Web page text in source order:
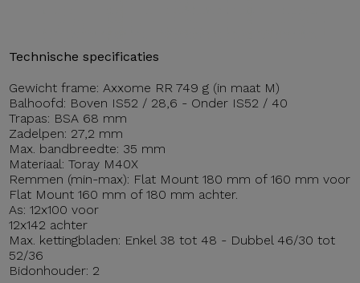
Technische specificaties
Gewicht frame: Axxome RR 749 g (in maat M)
Balhoofd: Boven IS52 / 28,6 - Onder IS52 / 40
Trapas: BSA 68 mm
Zadelpen: 27,2 mm
Max. bandbreedte: 35 mm
Materiaal: Toray M40X
Remmen (min-max): Flat Mount 180 mm of 160 mm voor
Flat Mount 160 mm of 180 mm achter.
As: 12x100 voor
12x142 achter
Max. kettingbladen: Enkel 38 tot 48 - Dubbel 46/30 tot
52/36
Bidonhouder: 2